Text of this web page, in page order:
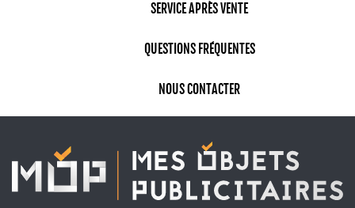
SERVICE APRÈS VENTE
QUESTIONS FRÉQUENTES
NOUS CONTACTER